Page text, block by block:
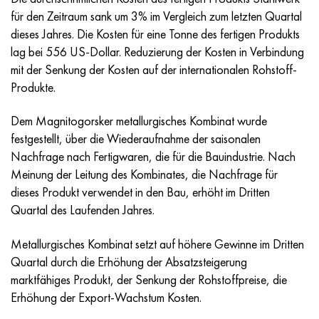
für den Zeitraum sank um 3% im Vergleich zum letzten Quartal
dieses Jahres. Die Kosten für eine Tonne des fertigen Produkts
lag bei 556 US-Dollar. Reduzierung der Kosten in Verbindung
mit der Senkung der Kosten auf der internationalen Rohstoff-
Produkte.
Dem Magnitogorsker metallurgisches Kombinat wurde
festgestellt, über die Wiederaufnahme der saisonalen
Nachfrage nach Fertigwaren, die für die Bauindustrie. Nach
Meinung der Leitung des Kombinates, die Nachfrage für
dieses Produkt verwendet in den Bau, erhöht im Dritten
Quartal des Laufenden Jahres.
Metallurgisches Kombinat setzt auf höhere Gewinne im Dritten
Quartal durch die Erhöhung der Absatzsteigerung
marktfähiges Produkt, der Senkung der Rohstoffpreise, die
Erhöhung der Export-Wachstum Kosten.
Incotherm
Incotest
Jethete M152
Martensitaushärtung 250
Renee 41
Martensitaushärtung 300
Martensitaushärtung 350
MP35N
47ND
47NHR
49KF
49K2F/49K2FA-VI
50H
50NP
50NHS
52H
52K12F
HN62VMYUT
HN62MVKYU
HN63MB
HN65VMTYU
HN67MVTYU
HN68VKTYU
HN68VMTYUK-VD
HN70VMTYU
VT-35
PT-1M
PT-3V
2V
SPT-2 Schweißdraht
AT3
3М
TL3
1.4466 - aisi 310MoLn
Legierung Al6xn
15-7Ph® - 1.4532
PH 13-8 Mo - 1.4534
1.4542 - 17-4Ph®.
Custom 455® - 1.4543 - uns s45500
1.4545 - 15-5Ph®
1.4548 - 17-4Ph®.
1.4550 - aisi 347
10H17N13М3Т
10H18N18YU4D
11H11N2V2МF
13H11N2V2МF
15H11MF
15H12VNMF
15H12N2МVFAB
15H16К5N2МVFAB
2.0872, CuNi10Fe1Mn, Cw352h
Silicium-Aluminium-Bronze
CW301G, C64200
C65500, CuAl11Fe3
C65620, CuSi3Fe2Zn3
C65100, CuSi1,5
Zinn-Blei-Bronze
c92200, CuSn6Zn4Pb2
Rotmessing
C84400, CuSn2ZnPb
C83600, CuSn5ZnPb
45G2, 45g2, aisi 1144
Baustahl legiert
10g2, 10g2, aisi 1513
12X2H4A,15NiCr13, 1.5752
АS14, 11SMnPb30
20G, 20mn5
20HN3А, aisi 4320, 20hn3a
20HМ, 24CrMo5, 20hm
25HGM, 20CrMo5, 1.7264
R6M5, 1.3343, hs6-5-2, sw7m
R6M5K5, 1.3243, hs6-5-2-5
R6М5F3, 1.3344, hs6-5-3
R12F3, 1.3318, sw12
R18, 1.3355, hs18-0-1, sw18
Kohlenstoffstahl
U10,1.1645, C105W1
11G12, 110G13L, X120Mn12